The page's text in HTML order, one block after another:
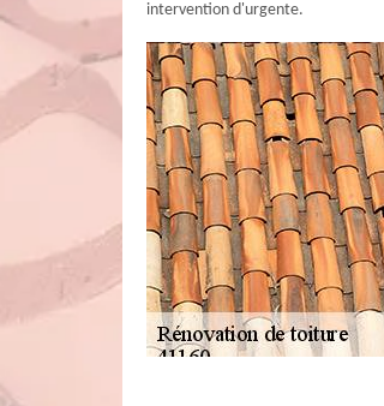
intervention d'urgente.